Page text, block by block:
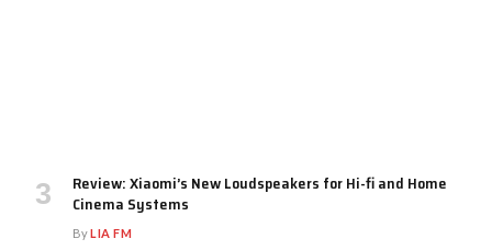
Review: Xiaomi’s New Loudspeakers for Hi-fi and Home
Cinema Systems
ByLIA FM